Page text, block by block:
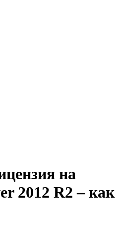
на
2012 R2 – как